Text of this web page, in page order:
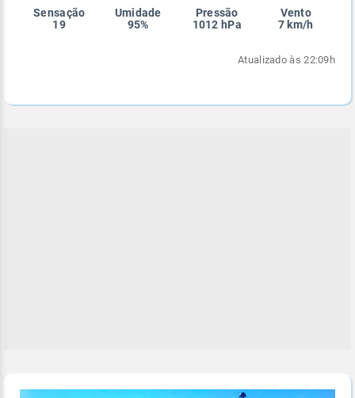
Sensação
19
Umidade
95%
Pressão
1012 hPa
Vento
7 km/h
Atualizado às 22:09h
Enviar
Enviar
Enviar
Enviar
Enviar